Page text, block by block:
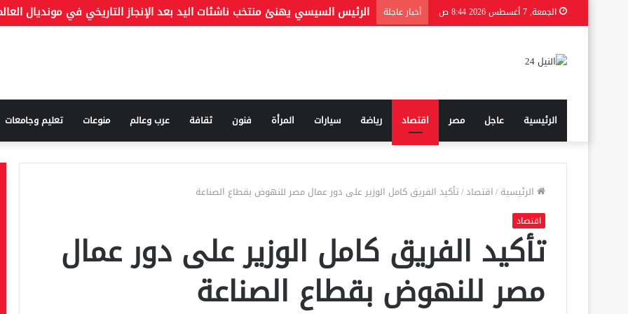
الجمعة, 7 أغسطس 2026 8:44 ص أخبار عاجلة
الرئيسية عاجل مصر اقتصاد رياضة سيارات المرأة فنون ثقافة عرب وعالم منوعات تعليم وجامعات
الرئيسية/اقتصاد/تأكيد الفريق كامل الوزير على دور عمال مصر للنهوض بقطاع الصناعة
اقتصاد
تأكيد الفريق كامل الوزير على دور عمال
مصر للنهوض بقطاع الصناعة